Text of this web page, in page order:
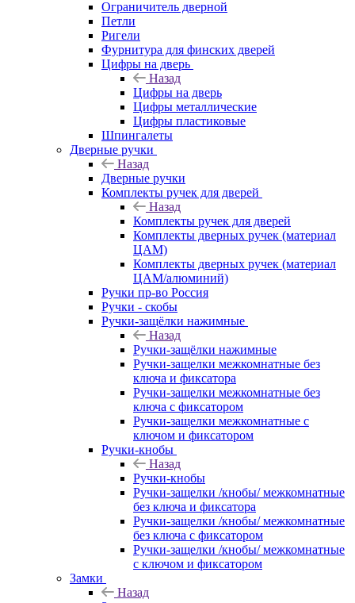
Ограничитель дверной
Петли
Ригели
Фурнитура для финских дверей
Цифры на дверь
Назад
Цифры на дверь
Цифры металлические
Цифры пластиковые
Шпингалеты
Дверные ручки
Назад
Дверные ручки
Комплекты ручек для дверей
Назад
Комплекты ручек для дверей
Комплекты дверных ручек (материал
ЦАМ)
Комплекты дверных ручек (материал
ЦАМ/алюминий)
Ручки пр-во Россия
Ручки - скобы
Ручки-защёлки нажимные
Назад
Ручки-защёлки нажимные
Ручки-защелки межкомнатные без
ключа и фиксатора
Ручки-защелки межкомнатные без
ключа с фиксатором
Ручки-защелки межкомнатные с
ключом и фиксатором
Ручки-кнобы
Назад
Ручки-кнобы
Ручки-защелки /кнобы/ межкомнатные
без ключа и фиксатора
Ручки-защелки /кнобы/ межкомнатные
без ключа с фиксатором
Ручки-защелки /кнобы/ межкомнатные
с ключом и фиксатором
Замки
Назад